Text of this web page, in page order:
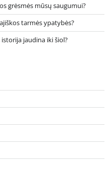
grėsmės mūsų saugumui?
tarmės ypatybės?
istorija jaudina iki šiol?